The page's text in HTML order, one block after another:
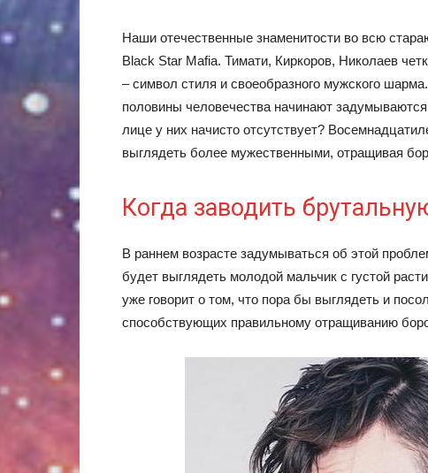
Наши отечественные знаменитости во всю
Black Star Mafia. Тимати, Киркоров, Николаев
– символ стиля и своеобразного мужского
половины человечества начинают
лице у них начисто отсутствует?
выглядеть более мужественными, отращивая
Когда заводить
В раннем возрасте задумываться об этой
будет выглядеть молодой мальчик с густой
уже говорит о том, что пора бы выглядеть и
способствующих правильному отращиванию